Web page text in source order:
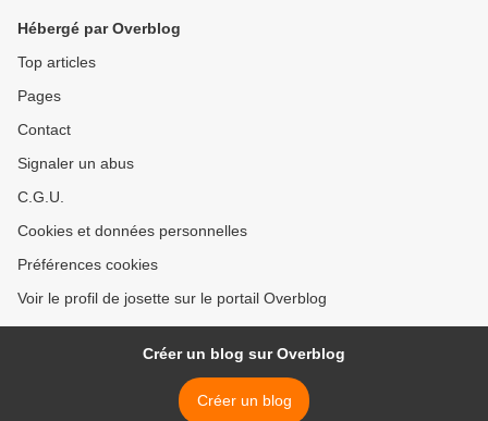
Hébergé par Overblog
Top articles
Pages
Contact
Signaler un abus
C.G.U.
Cookies et données personnelles
Préférences cookies
Voir le profil de josette sur le portail Overblog
Créer un blog sur Overblog
Créer un blog